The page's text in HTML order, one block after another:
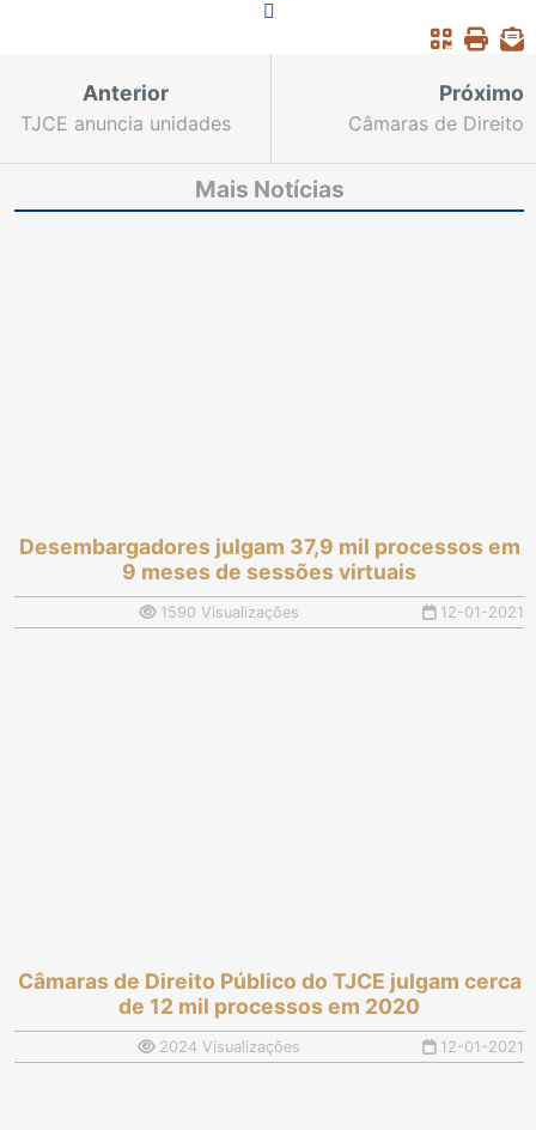
Anterior
TJCE anuncia unidades
selo +Gestão de
Qualidade
Próximo
Câmaras de Direito
processos em 2020
Mais Notícias
Desembargadores julgam 37,9 mil processos em
9 meses de sessões virtuais
1590 Visualizações 12-01-2021
Câmaras de Direito Público do TJCE julgam cerca
de 12 mil processos em 2020
2024 Visualizações 12-01-2021